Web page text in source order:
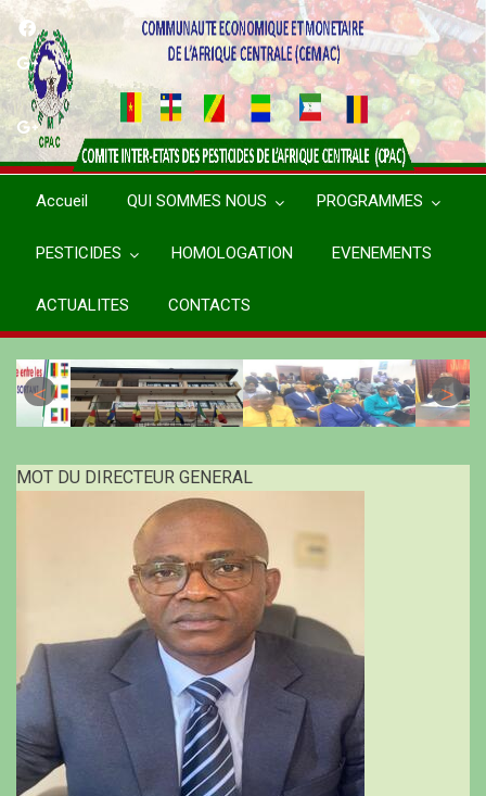
Aller
contenu
principal
Accueil QUI SOMMES NOUS PROGRAMMES
PESTICIDES HOMOLOGATION EVENEMENTS
ACTUALITES CONTACTS
MOT DU DIRECTEUR GENERAL